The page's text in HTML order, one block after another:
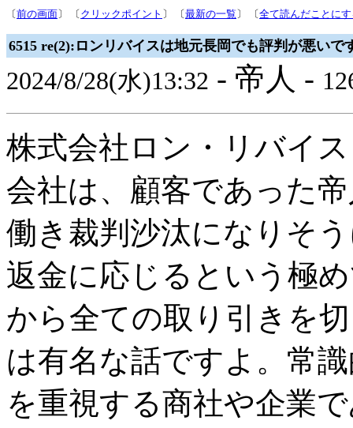
〔前の画面〕 〔 クリックポイント 〕 〔最新の一覧 〕 〔全て読んだことに
6515 re(2):ロンリバイスは地元長岡でも評判が悪いで
2024/8/28(水)13:32 - 帝人 -
株式会社ロン・リバイ
会社は、顧客であった
働き裁判沙汰になりそ
返金に応じるという極
から全ての取り引きを
は有名な話ですよ。常
を重視する商社や企業